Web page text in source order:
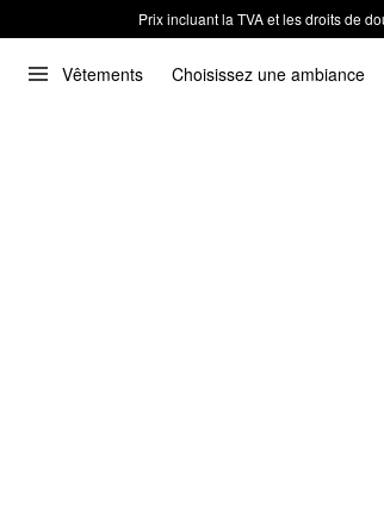
Prix incluant la TVA et les droits de
Vêtements Choisissez une ambiance